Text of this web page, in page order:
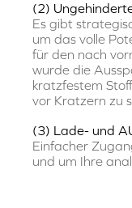
(2)
Es gibt
um das volle
für den nach
wurde die
kratzfestem
vor Kratzern zu
(3) Lade- und
Einfacher
und um Ihre